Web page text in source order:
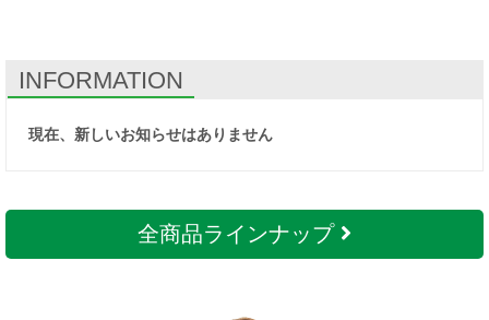
INFORMATION
現在、新しいお知らせはありません
全商品ラインナップ